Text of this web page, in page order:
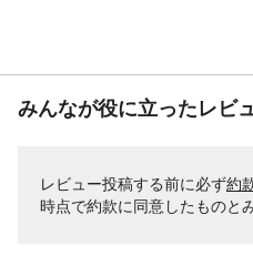
みんなが役に立ったレビ
レビュー投稿する前に必ず約
時点で約款に同意したものと